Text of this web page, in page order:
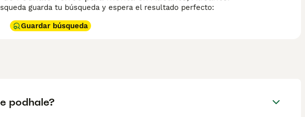
guarda tu búsqueda y espera el resultado perfecto:
Guardar búsqueda
podhale?